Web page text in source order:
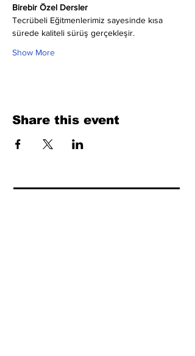
Birebir Özel Dersler
Tecrübeli Eğitmenlerimiz sayesinde kısa
sürede kaliteli sürüş gerçekleşir.
Show More
Share this event
Fill Out the Form. We Will Get Back to